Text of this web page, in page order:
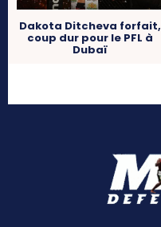
Dakota Ditcheva forfait,
coup dur pour le PFL à
Dubaï